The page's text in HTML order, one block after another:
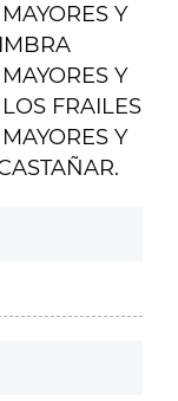
Y
Y
FRAILES
Y